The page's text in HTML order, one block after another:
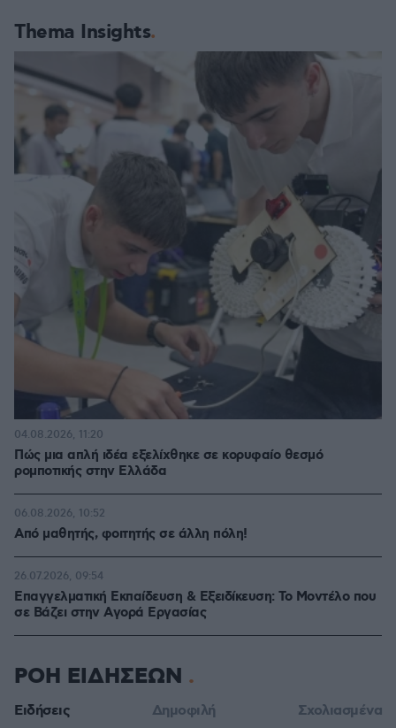
Thema Insights
Πώς μια απλή ιδέα εξελίχθηκε σε κορυφαίο θεσμό
ρομποτικής στην Ελλάδα
04.08.2026, 11:20
Από μαθητής, φοιτητής σε άλλη πόλη!
06.08.2026, 10:52
Επαγγελματική Εκπαίδευση & Εξειδίκευση: Το Mοντέλο που
σε Bάζει στην Aγορά Eργασίας
26.07.2026, 09:54
ΡΟΗ ΕΙΔΗΣΕΩΝ
Ειδήσεις Δημοφιλή Σχολιασμένα